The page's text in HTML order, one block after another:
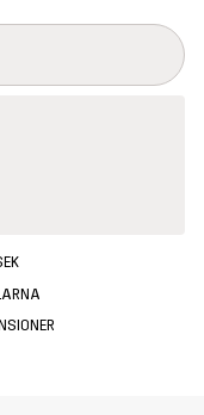
som bekräftar en ny